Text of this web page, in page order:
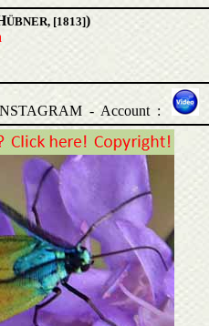
ÜBNER, [1813])
- Account :